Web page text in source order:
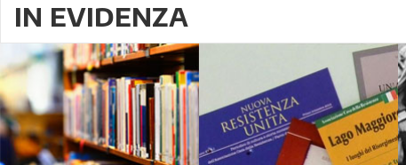
IN EVIDENZA